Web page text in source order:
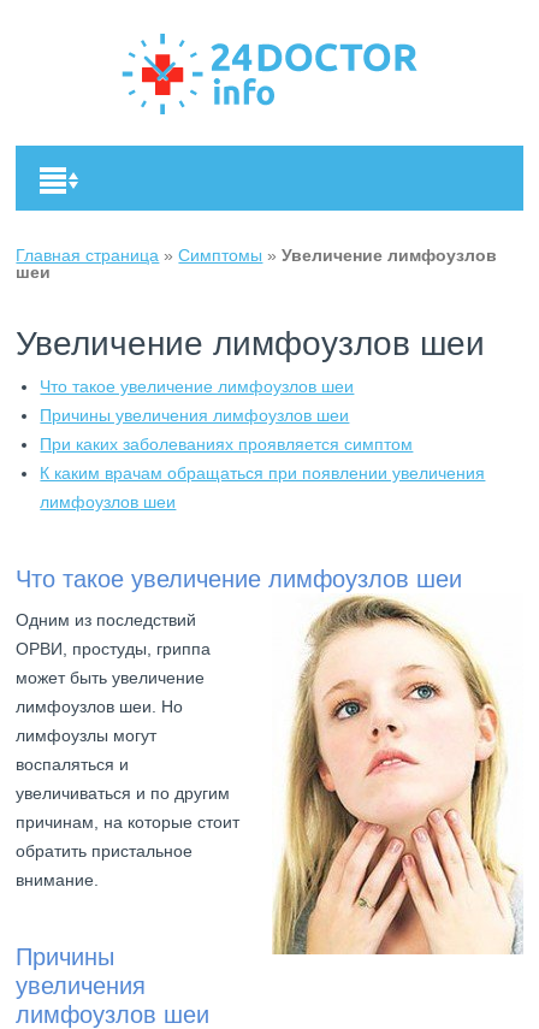
Главная страница »Симптомы »Увеличение лимфоузлов
шеи
Увеличение лимфоузлов шеи
Что такое увеличение лимфоузлов шеи
Причины увеличения лимфоузлов шеи
При каких заболеваниях проявляется симптом
К каким врачам обращаться при появлении увеличения
лимфоузлов шеи
Что такое увеличение лимфоузлов шеи
Одним из последствий
ОРВИ, простуды, гриппа
может быть увеличение
лимфоузлов шеи. Но
лимфоузлы могут
воспаляться и
увеличиваться и по другим
причинам, на которые стоит
обратить пристальное
внимание.
Причины
увеличения
лимфоузлов шеи